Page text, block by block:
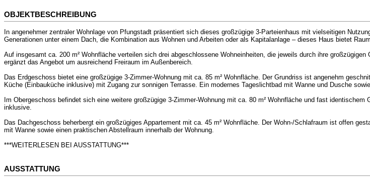
OBJEKTBESCHREIBUNG
In angenehmer zentraler Wohnlage von Pfungstadt präsentiert sich dieses großzügige 3-Parteienhaus mit vielseitigen
Generationen unter einem Dach, die Kombination aus Wohnen und Arbeiten oder als Kapitalanlage – dieses Haus bietet
Auf insgesamt ca. 200 m² Wohnfläche verteilen sich drei abgeschlossene Wohneinheiten, die jeweils durch ihre
ergänzt das Angebot um ausreichend Freiraum im Außenbereich.
Das Erdgeschoss bietet eine großzügige 3-Zimmer-Wohnung mit ca. 85 m² Wohnfläche. Der Grundriss ist angenehm
Küche (Einbauküche inklusive) mit Zugang zur sonnigen Terrasse. Ein modernes Tageslichtbad mit Wanne und Dusche
Im Obergeschoss befindet sich eine weitere großzügige 3-Zimmer-Wohnung mit ca. 80 m² Wohnfläche und fast
inklusive.
Das Dachgeschoss beherbergt ein großzügiges Appartement mit ca. 45 m² Wohnfläche. Der Wohn-/Schlafraum ist offen
mit Wanne sowie einen praktischen Abstellraum innerhalb der Wohnung.
***WEITERLESEN BEI AUSSTATTUNG***
AUSSTATTUNG